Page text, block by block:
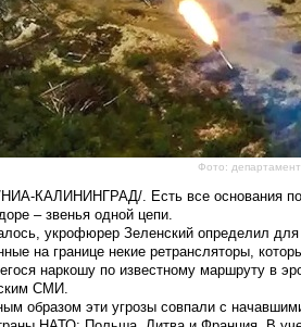
Фото:
КАЛИНИНГРАД/. Есть все основания
– звенья одной цепи.
укрофюрер Зеленский определил
на границе некие ретрансляторы,
наркошу по известному маршруту в
СМИ.
образом эти угрозы совпали с